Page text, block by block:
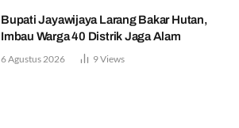
Bupati Jayawijaya Larang Bakar Hutan,
Imbau Warga 40 Distrik Jaga Alam
6 Agustus 2026 9Views